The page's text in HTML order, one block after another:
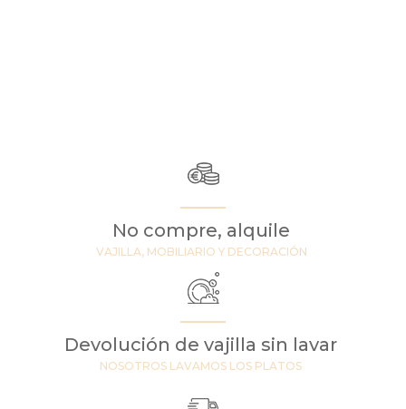
No compre, alquile
VAJILLA, MOBILIARIO Y DECORACIÓN
Devolución de vajilla sin lavar
NOSOTROS LAVAMOS LOS PLATOS